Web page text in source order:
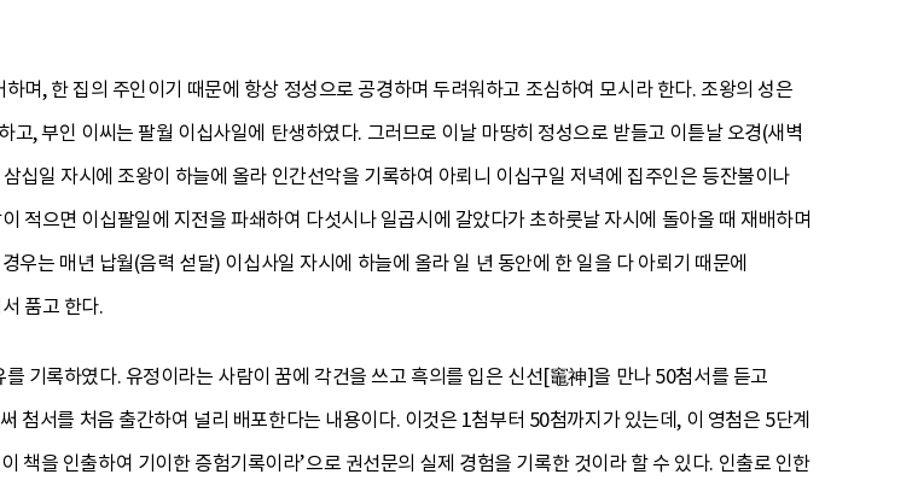
며, 한 집의 주인이기 때문에 항상 정성으로 공경하며 두려워하고 조심하여 모시라 한다. 조왕의 성은
고, 부인 이씨는 팔월 이십사일에 탄생하였다. 그러므로 이날 마땅히 정성으로 받들고 이튿날 오경(새벽
십일 자시에 조왕이 하늘에 올라 인간선악을 기록하여 아뢰니 이십구일 저녁에 집주인은 등잔불이나
적으면 이십팔일에 지전을 파쇄하여 다섯시나 일곱시에 갈았다가 초하룻날 자시에 돌아올 때 재배하며
우는 매년 납월(음력 섣달) 이십사일 자시에 하늘에 올라 일 년 동안에 한 일을 다 아뢰기 때문에
품고 한다.
기록하였다. 유정이라는 사람이 꿈에 각건을 쓰고 흑의를 입은 신선[竈神]을 만나 50첨서를 듣고
첨서를 처음 출간하여 널리 배포한다는 내용이다. 이것은 1첨부터 50첨까지가 있는데, 이 영첨은 5단계
책을 인출하여 기이한 증험기록이라’으로 권선문의 실제 경험을 기록한 것이라 할 수 있다. 인출로 인한